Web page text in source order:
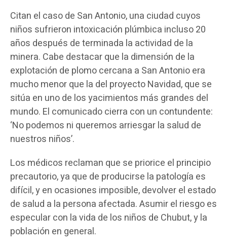
Citan el caso de San Antonio, una ciudad cuyos
niños sufrieron intoxicación plúmbica incluso 20
años después de terminada la actividad de la
minera. Cabe destacar que la dimensión de la
explotación de plomo cercana a San Antonio era
mucho menor que la del proyecto Navidad, que se
sitúa en uno de los yacimientos más grandes del
mundo. El comunicado cierra con un contundente:
‘No podemos ni queremos arriesgar la salud de
nuestros niños’.
Los médicos reclaman que se priorice el principio
precautorio, ya que de producirse la patología es
difícil, y en ocasiones imposible, devolver el estado
de salud a la persona afectada. Asumir el riesgo es
especular con la vida de los niños de Chubut, y la
población en general.